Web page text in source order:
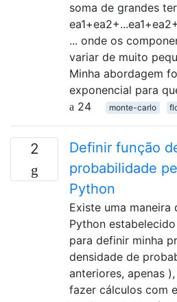
soma de grandes
... onde os
variar de muito
Minha abordagem
exponencial para
24
monte-carlo
2
Definir função
probabilidade
Python
Existe uma
Python
para definir minha
densidade de
anteriores, apenas
fazer cálculos com